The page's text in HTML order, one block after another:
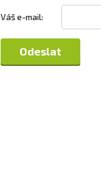
Váš e-mail: